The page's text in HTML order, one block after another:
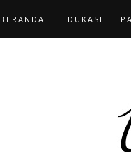
BERANDA EDUKASI